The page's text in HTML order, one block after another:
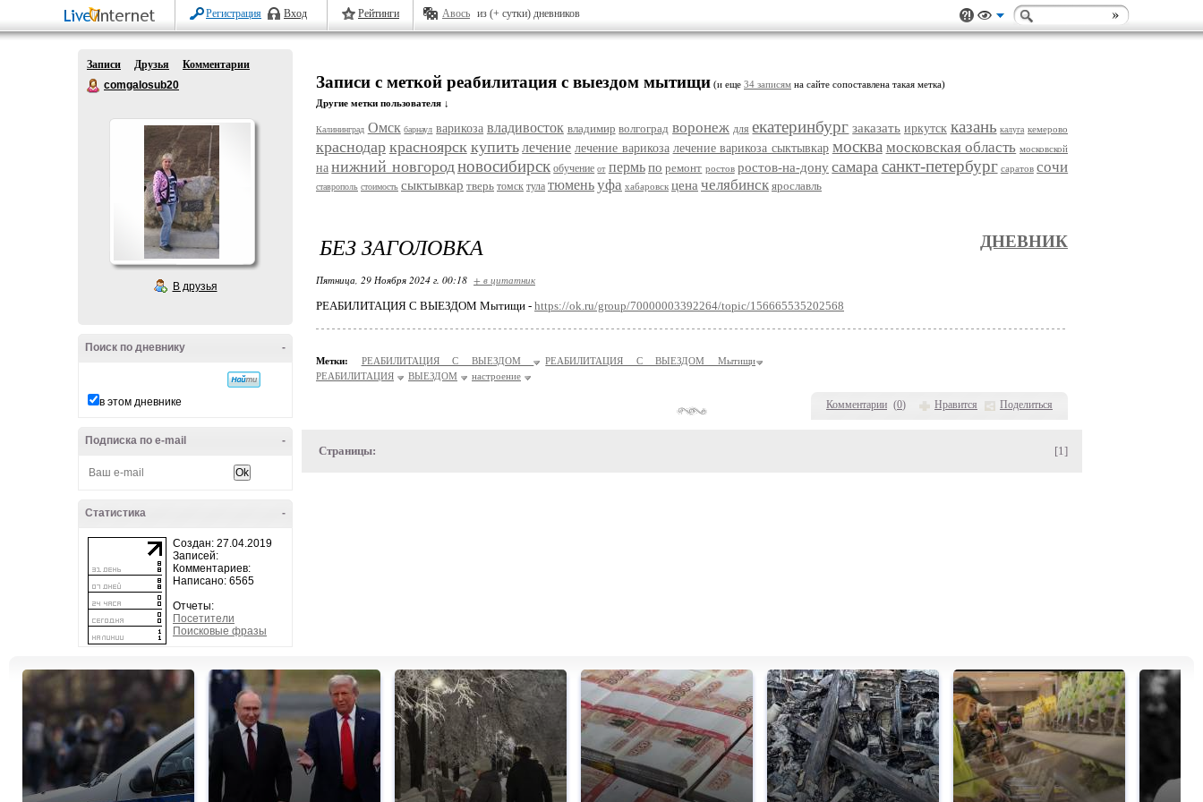
Регистрация Вход Рейтинги Авось из (+ сутки) дневников
Записи Друзья
Комментарии
comgalosub20
В друзья
-
Поиск по дневнику
в этом дневнике
-
Подписка по e-mail
-
Статистика
Создан: 27.04.2019
Записей:
Комментариев:
Написано: 6565
Отчеты:
Посетители
Поисковые фразы
Записи с меткой реабилитация с выездом мытищи (и еще 34 записям на сайте сопоставлена такая метка)
Другие метки пользователя ↓
Калининград Омск барнаул варикоза владивосток владимир волгоград воронеж для екатеринбург заказать иркутск казань калуга кемерово
краснодар красноярск купить лечение лечение варикоза лечение варикоза сыктывкар москва московская область московской
на нижний новгородновосибирск обучение от пермь по ремонт ростов ростов-на-дону самара санкт-петербург саратов сочи
ставрополь стоимость сыктывкар тверь томск тула тюменьуфа хабаровск цена челябинск ярославль
Комментарии (0) Нравится Поделиться
БЕЗ ЗАГОЛОВКА ДНЕВНИК
Пятница, 29 Ноября 2024 г. 00:18 + в цитатник
РЕАБИЛИТАЦИЯ С ВЫЕЗДОМ Мытищи - https://ok.ru/group/70000003392264/topic/156665535202568
Метки: РЕАБИЛИТАЦИЯ С ВЫЕЗДОМ
РЕАБИЛИТАЦИЯ С ВЫЕЗДОМ Мытищи
РЕАБИЛИТАЦИЯ
ВЫЕЗДОМ настроение
Страницы: [1]